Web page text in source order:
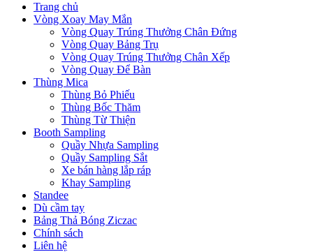
Trang chủ
Vòng Xoay May Mắn
Vòng Quay Trúng Thưởng Chân Đứng
Vòng Quay Bảng Trụ
Vòng Quay Trúng Thưởng Chân Xếp
Vòng Quay Để Bàn
Thùng Mica
Thùng Bỏ Phiếu
Thùng Bốc Thăm
Thùng Từ Thiện
Booth Sampling
Quầy Nhựa Sampling
Quầy Sampling Sắt
Xe bán hàng lắp ráp
Khay Sampling
Standee
Dù cầm tay
Bảng Thả Bóng Ziczac
Chính sách
Liên hệ